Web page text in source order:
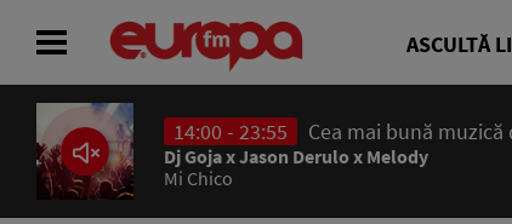
ASCULTĂ
14:00 - 23:55 Cea mai bună muzică
Dj Goja x Jason Derulo x Melody
Mi Chico
ACASĂ
ȘTIRI